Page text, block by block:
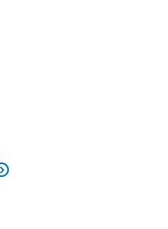
